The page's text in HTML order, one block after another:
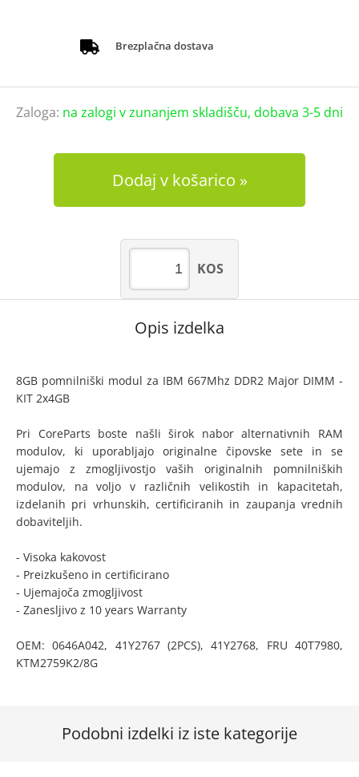
Brezplačna dostava
Zaloga: na zalogi v zunanjem skladišču, dobava 3-5 dni
Dodaj v košarico
KOS
Opis izdelka
8GB pomnilniški modul za IBM 667Mhz DDR2 Major DIMM -
KIT 2x4GB
Pri CoreParts boste našli širok nabor alternativnih RAM
modulov, ki uporabljajo originalne čipovske sete in se
ujemajo z zmogljivostjo vaših originalnih pomnilniških
modulov, na voljo v različnih velikostih in kapacitetah,
izdelanih pri vrhunskih, certificiranih in zaupanja vrednih
dobaviteljih.
- Visoka kakovost
- Preizkušeno in certificirano
- Ujemajoča zmogljivost
- Zanesljivo z 10 years Warranty
OEM: 0646A042, 41Y2767 (2PCS), 41Y2768, FRU 40T7980,
KTM2759K2/8G
Podobni izdelki iz iste kategorije